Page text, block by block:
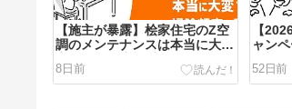
【施主が暴露】桧家住宅のZ空
調のメンテナンスは本当に大
解説
8日前
【
ャン
得にす
52日前